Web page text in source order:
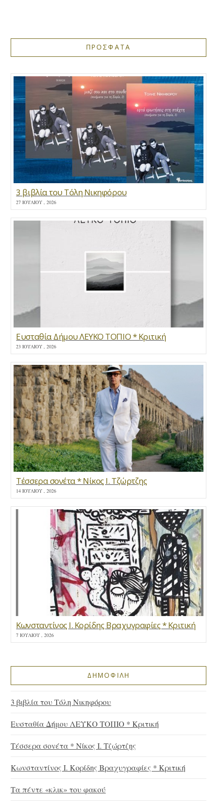
ΠΡΟΣΦΑΤΑ
3 βιβλία του Τόλη Νικηφόρου
27 ΙΟΥΛΊΟΥ , 2026
Ευσταθία Δήμου ΛΕΥΚΟ ΤΟΠΙΟ * Κριτική
23 ΙΟΥΛΊΟΥ , 2026
Τέσσερα σονέτα * Νίκος Ι. Τζώρτζης
14 ΙΟΥΛΊΟΥ , 2026
Κωνσταντίνος Ι. Κορίδης Βραχυγραφίες * Κριτική
7 ΙΟΥΛΊΟΥ , 2026
ΔΗΜΟΦΙΛΗ
3 βιβλία του Τόλη Νικηφόρου
Ευσταθία Δήμου ΛΕΥΚΟ ΤΟΠΙΟ * Κριτική
Τέσσερα σονέτα * Νίκος Ι. Τζώρτζης
Κωνσταντίνος Ι. Κορίδης Βραχυγραφίες * Κριτική
Τα πέντε «κλικ» του φακού